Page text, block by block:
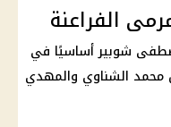
الفراعنة
شوبير أساسيًا في
محمد الشناوي والمهدي